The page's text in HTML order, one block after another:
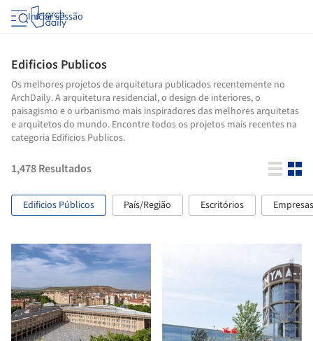
Iniciar sessão
Edificios Publicos
Os melhores projetos de arquitetura publicados recentemente no
ArchDaily. A arquitetura residencial, o design de interiores, o
paisagismo e o urbanismo mais inspiradores das melhores arquitetas
e arquitetos do mundo. Encontre todos os projetos mais recentes na
categoria Edificios Publicos.
1,478Resultados
Edificios Públicos País/Região Escritórios Empresas